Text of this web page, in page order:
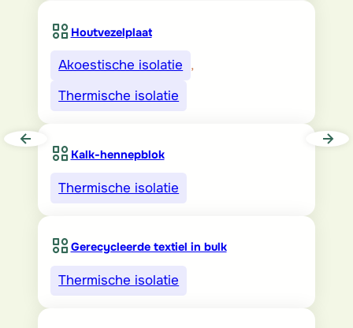
Houtvezelplaat
Akoestische isolatie ,
Thermische isolatie
Kalk-hennepblok
Thermische isolatie
Gerecycleerde textiel in bulk
Thermische isolatie